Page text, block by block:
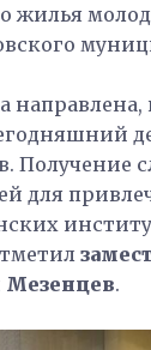
жилья
Получение
для
.